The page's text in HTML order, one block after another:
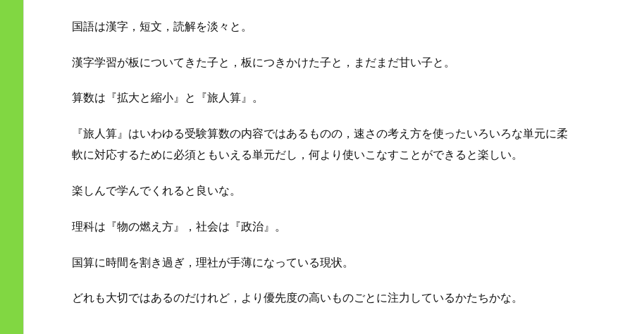
国語は漢字，短文，読解を淡々と。
漢字学習が板についてきた子と，板につきかけた子と，まだまだ甘い子と。
算数は『拡大と縮小』と『旅人算』。
『旅人算』はいわゆる受験算数の内容ではあるものの，速さの考え方を使ったいろいろな単元に柔
軟に対応するために必須ともいえる単元だし，何より使いこなすことができると楽しい。
楽しんで学んでくれると良いな。
理科は『物の燃え方』，社会は『政治』。
国算に時間を割き過ぎ，理社が手薄になっている現状。
どれも大切ではあるのだけれど，より優先度の高いものごとに注力しているかたちかな。